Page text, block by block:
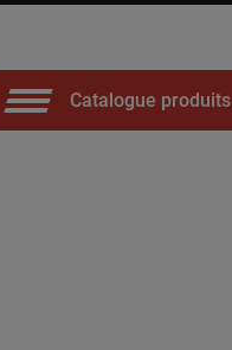
Catalogue produits